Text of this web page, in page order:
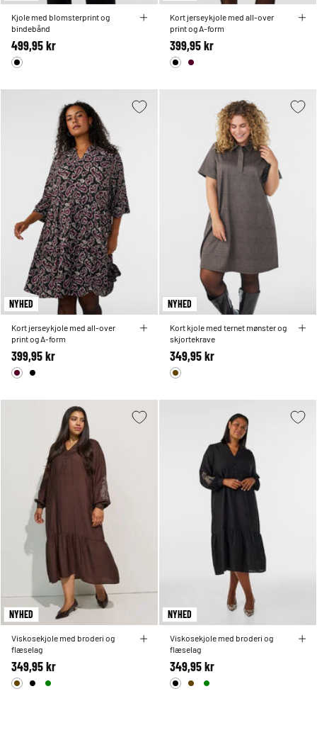
Kjole med blomsterprint og
bindebånd
499,95 kr
Kort jerseykjole med all-over
print og A-form
399,95 kr
NYHED
Kort jerseykjole med all-over
print og A-form
399,95 kr
NYHED
Kort kjole med ternet mønster og
skjortekrave
349,95 kr
NYHED
Viskosekjole med broderi og
flæselag
349,95 kr
NYHED
Viskosekjole med broderi og
flæselag
349,95 kr